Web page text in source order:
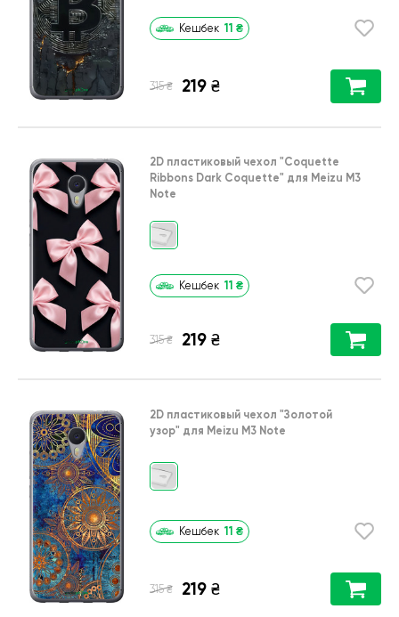
Кешбек 11 ₴
315 ₴ 219 ₴
2D пластиковый чехол "Coquette
Ribbons Dark Coquette" для Meizu M3
Note
Кешбек 11 ₴
315 ₴ 219 ₴
2D пластиковый чехол "Золотой
узор" для Meizu M3 Note
Кешбек 11 ₴
315 ₴ 219 ₴